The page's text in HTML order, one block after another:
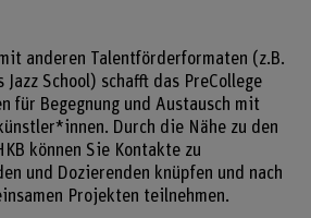
anderen Talentförderformaten (z.B.
Jazz School) schafft das PreCollege
für Begegnung und Austausch mit
Durch die Nähe zu den
können Sie Kontakte zu
und Dozierenden knüpfen und nach
Projekten teilnehmen.